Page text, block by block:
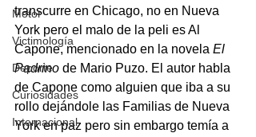
Motor
Victimología
Deporte
Curiosidades
Internacional
transcurre en Chicago, no en Nueva
York pero el malo de la peli es Al
Capone, mencionado en la novela El
Padrino de Mario Puzo. El autor habla
de Capone como alguien que iba a su
rollo dejándole las Familias de Nueva
York en paz pero sin embargo temía a